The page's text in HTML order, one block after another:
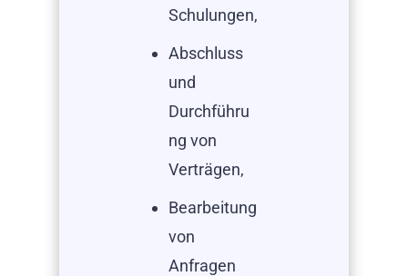
Schulungen,
Abschluss
und
Durchführu
ng von
Verträgen,
Bearbeitung
von
Anfragen